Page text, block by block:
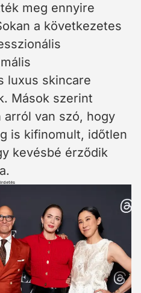
meg ennyire
a következetes
luxus skincare
Mások szerint
arról van szó, hogy
is kifinomult, időtlen
kevésbé érződik